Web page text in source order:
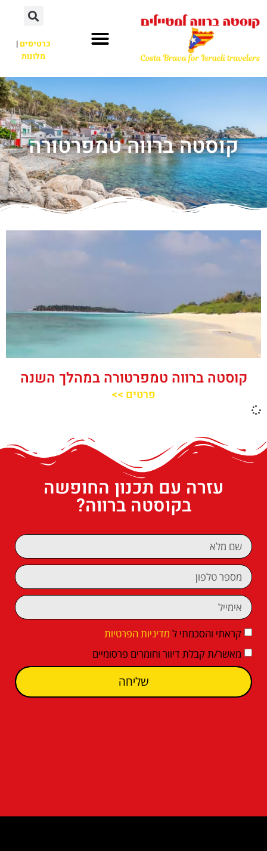
כרטיסים|
מלונות
קוסטה ברווה טמפרטורה
קוסטה ברווה טמפרטורה במהלך השנה
פרטים >>
עזרה עם תכנון החופשה
בקוסטה ברווה?
קראתי והסכמתי ל מדיניות הפרטיות
מאשר/ת קבלת דיוור וחומרים פרסומיים
שליחה